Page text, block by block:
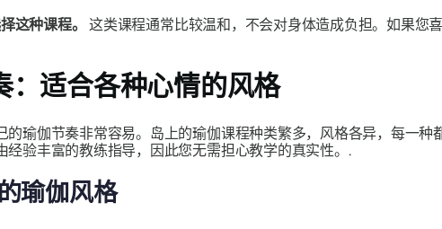
这种课程。
这类课程通常比较温和，不会对身体造成负担。如果您
：适合各种心情的风格
的瑜伽节奏非常容易。岛上的瑜伽课程种类繁多，风格各异，每一
经验丰富的教练指导，因此您无需担心教学的真实性。.
瑜伽风格